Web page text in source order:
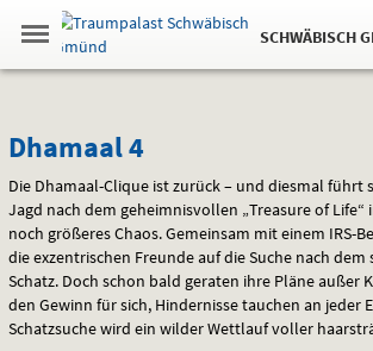
Springe
zum
,zum
.
Navigation
Menü
Gehe
zur
Standortauswahl
Standort:
SCHWÄBISCH
Hinweis
Dhamaal
4
Dhamaal 4
Die Dhamaal-Clique ist zurück – und diesmal führt
Jagd nach dem geheimnisvollen „Treasure of Life“
noch größeres Chaos. Gemeinsam mit einem IRS-
die exzentrischen Freunde auf die Suche nach
Schatz. Doch schon bald geraten ihre Pläne außer
den Gewinn für sich, Hindernisse tauchen an jeder
Schatzsuche wird ein wilder Wettlauf voller